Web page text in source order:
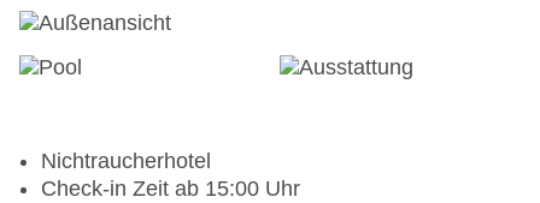
Nichtraucherhotel
Check-in Zeit ab 15:00 Uhr